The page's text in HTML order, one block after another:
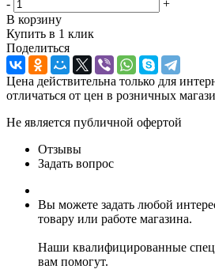
-
+
В корзину
Купить в 1 клик
Поделиться
Цена действительна только для
отличаться от цен в розничных
Не является публичной офертой
Отзывы
Задать вопрос
Вы можете задать любой
товару или работе магазина.
Наши квалифицированные
вам помогут.